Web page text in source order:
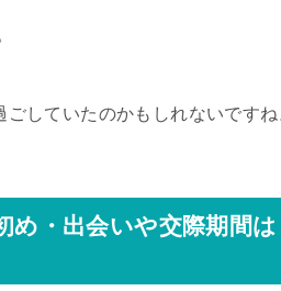
していたのかもしれないですね
め・出会いや交際期間は